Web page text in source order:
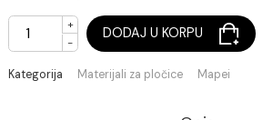
Na stanju